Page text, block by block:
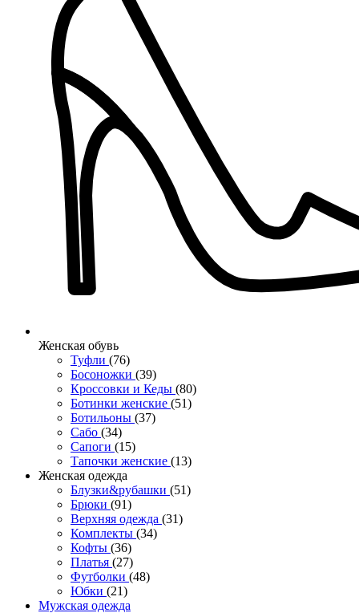
Женcкая обувь
Туфли (76)
Босоножки (39)
Кроссовки и Кеды (80)
Ботинки женские (51)
Ботильоны (37)
Сабо (34)
Сапоги (15)
Тапочки женские (13)
Женская одежда
Блузки&рубашки (51)
Брюки (91)
Верхняя одежда (31)
Комплекты (34)
Кофты (36)
Платья (27)
Футболки (48)
Юбки (21)
Мужская одежда